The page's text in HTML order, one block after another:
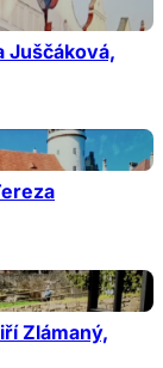
Juščáková,
Zlámaný,